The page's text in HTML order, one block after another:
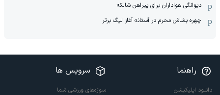
دیوانگی هواداران برای پیراهن شالکه
چهره بشاش محرم در آستانه آغاز لیگ برتر
راهنما
دانلود اپلیکیشن
سرویس ها
سوژه‌های ورزشی شما